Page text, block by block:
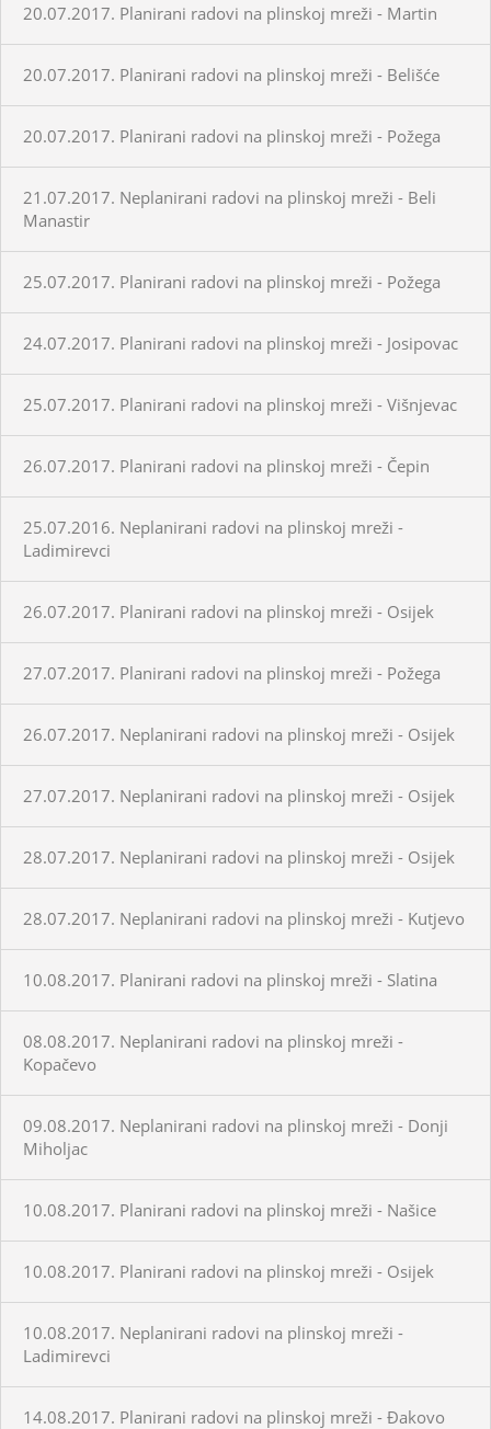
20.07.2017. Planirani radovi na plinskoj mreži - Martin
20.07.2017. Planirani radovi na plinskoj mreži - Belišće
20.07.2017. Planirani radovi na plinskoj mreži - Požega
21.07.2017. Neplanirani radovi na plinskoj mreži - Beli
Manastir
25.07.2017. Planirani radovi na plinskoj mreži - Požega
24.07.2017. Planirani radovi na plinskoj mreži - Josipovac
25.07.2017. Planirani radovi na plinskoj mreži - Višnjevac
26.07.2017. Planirani radovi na plinskoj mreži - Čepin
25.07.2016. Neplanirani radovi na plinskoj mreži -
Ladimirevci
26.07.2017. Planirani radovi na plinskoj mreži - Osijek
27.07.2017. Planirani radovi na plinskoj mreži - Požega
26.07.2017. Neplanirani radovi na plinskoj mreži - Osijek
27.07.2017. Neplanirani radovi na plinskoj mreži - Osijek
28.07.2017. Neplanirani radovi na plinskoj mreži - Osijek
28.07.2017. Neplanirani radovi na plinskoj mreži - Kutjevo
10.08.2017. Planirani radovi na plinskoj mreži - Slatina
08.08.2017. Neplanirani radovi na plinskoj mreži -
Kopačevo
09.08.2017. Neplanirani radovi na plinskoj mreži - Donji
Miholjac
10.08.2017. Planirani radovi na plinskoj mreži - Našice
10.08.2017. Planirani radovi na plinskoj mreži - Osijek
10.08.2017. Neplanirani radovi na plinskoj mreži -
Ladimirevci
14.08.2017. Planirani radovi na plinskoj mreži - Đakovo